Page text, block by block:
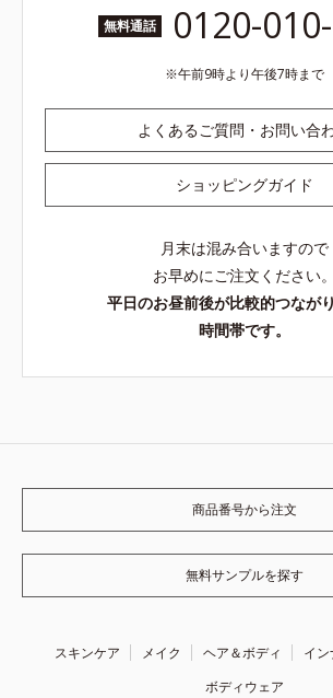
無料通話 0120-
午前9時より午後7時まで
よくあるご質問・お問い合
ショッピングガイド
月末は混み合いますので
お早めにご注文ください。
平日のお昼前後が比較的つなが
時間帯です。
商品番号から注文
無料サンプルを探す
スキンケア メイク ヘア＆ボディ
イン
ボディウェア